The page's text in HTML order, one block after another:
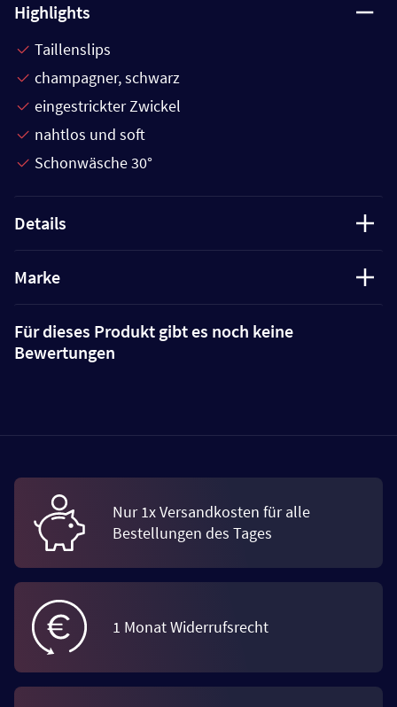
Highlights
Taillenslips
champagner, schwarz
eingestrickter Zwickel
nahtlos und soft
Schonwäsche 30°
Details
Marke
Für dieses Produkt gibt es noch keine
Bewertungen
Nur 1x Versandkosten für alle
Bestellungen des Tages
1 Monat Widerrufsrecht